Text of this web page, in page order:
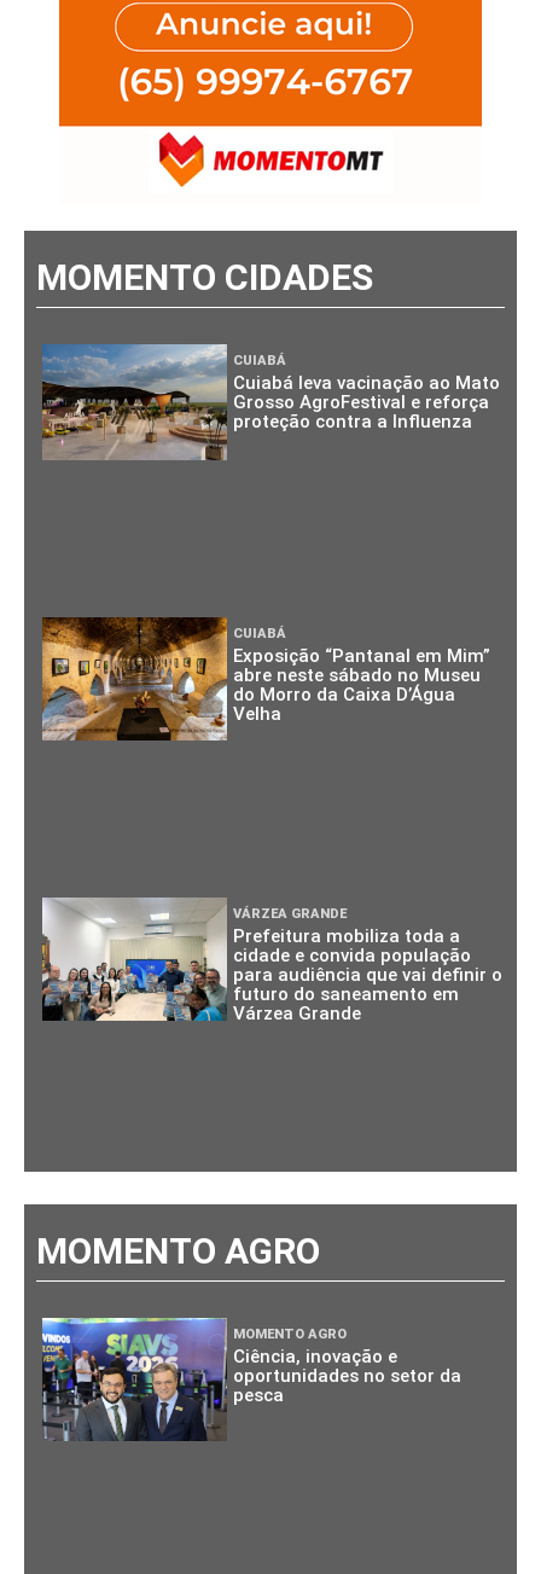
MOMENTO CIDADES
CUIABÁ
Cuiabá leva vacinação ao Mato
Grosso AgroFestival e reforça
proteção contra a Influenza
CUIABÁ
Exposição “Pantanal em Mim”
abre neste sábado no Museu
do Morro da Caixa D’Água
Velha
VÁRZEA GRANDE
Prefeitura mobiliza toda a
cidade e convida população
para audiência que vai definir o
futuro do saneamento em
Várzea Grande
MOMENTO AGRO
MOMENTO AGRO
Ciência, inovação e
oportunidades no setor da
pesca